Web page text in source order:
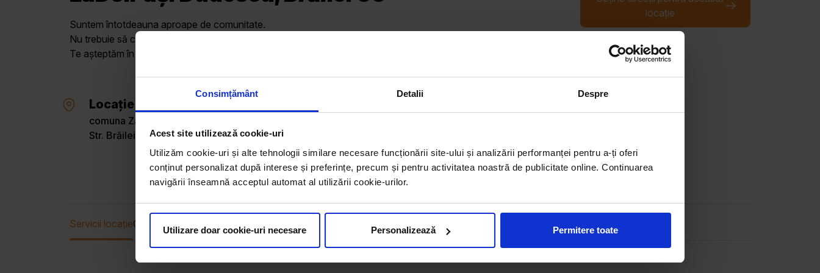
Consimțământ Detalii Despre
Acest site utilizează cookie-uri
Utilizăm cookie-uri și alte tehnologii similare necesare funcționării site-ului și analizării performanței pentru a-ți oferi
conținut personalizat după interese și preferințe, precum și pentru activitatea noastră de publicitate online. Continuarea
navigării înseamnă acceptul automat al utilizării cookie-urilor.
Utilizare doar cookie-uri necesare Personalizează Permitere toate
Suntem întotdeauna aproape de comunitate.
Nu trebuie să cauți prea departe pentru a găsi tot ce ai nevoie pentru tine sau pentru familia ta.
Te așteptăm în magazinele LaDoiPași cu o gamă variată de produse și servicii de calitate.
locație
Locație
comuna Zăvoaia, sat Dudescu, Brăila
Str. Brăilei, Nr. 60
D: 06:00 – 21:21
Servicii locațieOferta curentă